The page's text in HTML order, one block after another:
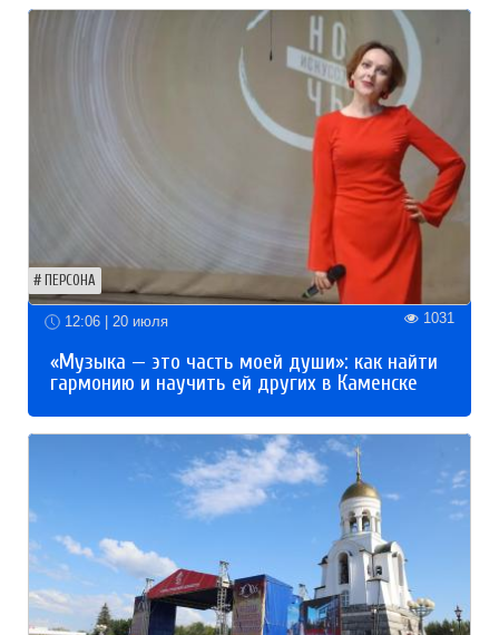
ПЕРСОНА
12:06 | 20 июля 1031
«Музыка — это часть моей души»: как найти
гармонию и научить ей других в Каменске